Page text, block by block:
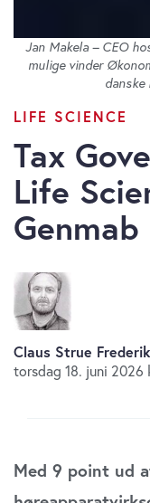
LIFE SCIENCE
Tax
Life
Claus Strue
torsdag 18. juni 2026
Jan Makela – CEO
mulige vinder
danske
Med 9 point ud